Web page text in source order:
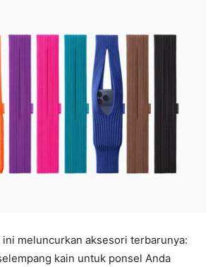
meluncurkan aksesori terbarunya:
kain untuk ponsel Anda